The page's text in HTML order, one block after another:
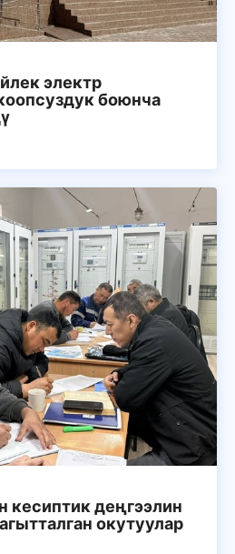
электр
боюнча
кесиптик деңгээлин
окутуулар